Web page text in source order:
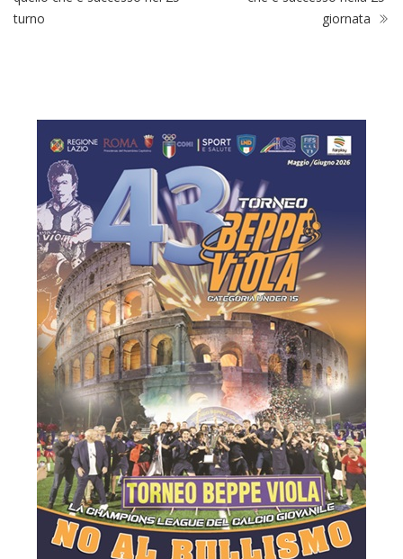
turno
giornata